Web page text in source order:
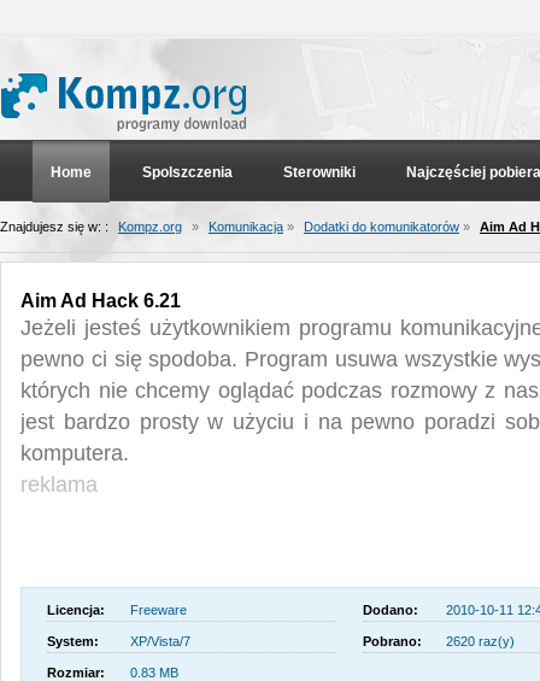
Home Spolszczenia Sterowniki Najczęściej
Znajdujesz się w: : Kompz.org » Komunikacja » Dodatki do komunikatorów » Aim Ad
Aim Ad Hack 6.21
Jeżeli jesteś użytkownikiem programu
pewno ci się spodoba. Program usuwa wszystkie
których nie chcemy oglądać podczas rozmowy z
jest bardzo prosty w użyciu i na pewno poradzi
komputera.
reklama
Licencja: Freeware Dodano: 2010-10-11
System: XP/Vista/7 Pobrano: 2620 raz(y)
Rozmiar: 0.83 MB